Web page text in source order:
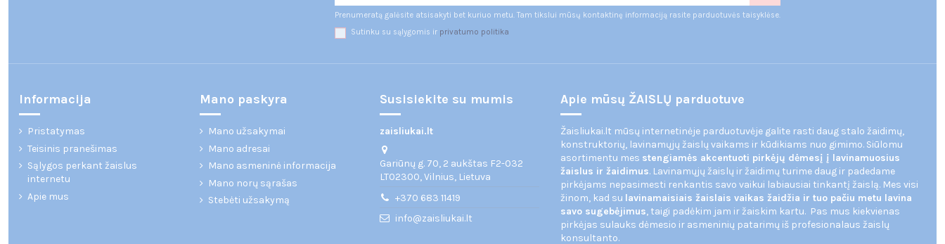
Prenumeratą galėsite atsisakyti bet kuriuo metu. Tam tikslui mūsų kontaktinę informaciją rasite parduotuvės taisyklėse.
Sutinku su sąlygomis ir privatumo politika
Informacija
Pristatymas
Teisinis pranešimas
Sąlygos perkant žaislus
internetu
Apie mus
Mano paskyra
Mano užsakymai
Mano adresai
Mano asmeninė informacija
Mano norų sąrašas
Stebėti užsakymą
Susisiekite su mumis
zaisliukai.lt
Gariūnų g. 70, 2 aukštas F2-032
LT02300, Vilnius, Lietuva
+370 683 11419
info@zaisliukai.lt
Apie mūsų ŽAISLŲ parduotuve
Žaisliukai.lt mūsų internetinėje parduotuvėje galite rasti daug stalo žaidimų,
konstruktorių, lavinamųjų žaislų vaikams ir kūdikiams nuo gimimo. Siūlomu
asortimentu mes stengiamės akcentuoti pirkėjų dėmesį į lavinamuosius
žaislus ir žaidimus. Lavinamųjų žaislų ir žaidimų turime daug ir padedame
pirkėjams nepasimesti renkantis savo vaikui labiausiai tinkantį žaislą. Mes visi
žinom, kad su lavinamaisiais žaislais vaikas žaidžia ir tuo pačiu metu lavina
savo sugebėjimus, taigi padėkim jam ir žaiskim kartu. Pas mus kiekvienas
pirkėjas sulauks dėmesio ir asmeninių patarimų iš profesionalaus žaislų
konsultanto.